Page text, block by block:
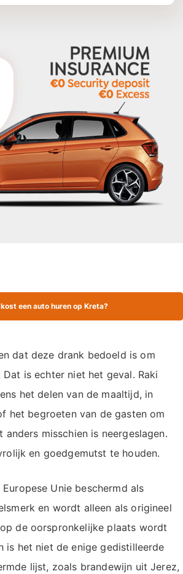
een auto huren op Kreta?
dat deze drank bedoeld is om
is echter niet het geval. Raki
het delen van de maaltijd, in
het begroeten van de gasten om
misschien is neergeslagen.
en goedgemutst te houden.
Unie beschermd als
en wordt alleen als origineel
de oorspronkelijke plaats wordt
is het niet de enige gedistilleerde
lijst, zoals brandewijn uit Jerez,